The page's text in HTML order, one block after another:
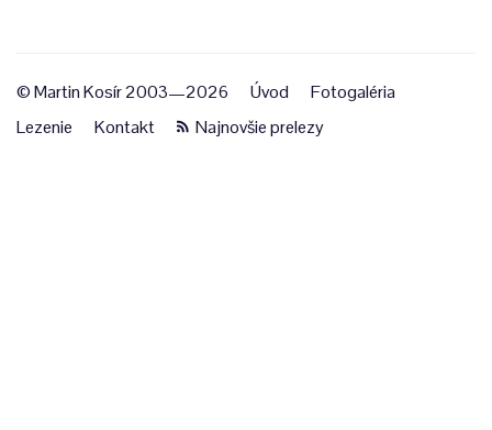
© Martin Kosír 2003—2026 Úvod
Fotogaléria
Lezenie
Kontakt Najnovšie prelezy